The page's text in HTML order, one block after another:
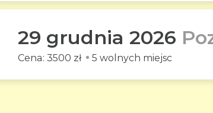
29 grudnia 2026
3500 zł 5 wolnych miejsc